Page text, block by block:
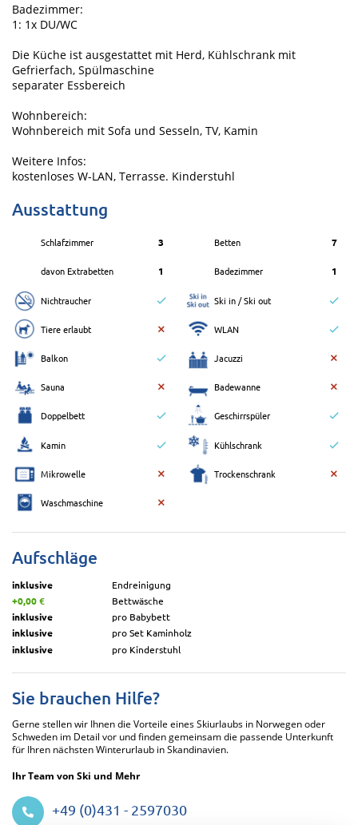
Badezimmer:
1: 1x DU/WC
Die Küche ist ausgestattet mit Herd, Kühlschrank mit
Gefrierfach, Spülmaschine
separater Essbereich
Wohnbereich:
Wohnbereich mit Sofa und Sesseln, TV, Kamin
Weitere Infos:
kostenloses W-LAN, Terrasse. Kinderstuhl
Ausstattung
Schlafzimmer 3 Betten 7
davon Extrabetten 1 Badezimmer 1
Nichtraucher Ski in / Ski out
Tiere erlaubt WLAN
Balkon Jacuzzi
Sauna Badewanne
Doppelbett Geschirrspüler
Kamin Kühlschrank
Mikrowelle Trockenschrank
Waschmaschine
Aufschläge
inklusive
Endreinigung
+0,00 €
Bettwäsche
inklusive
pro Babybett
inklusive
pro Set Kaminholz
inklusive
pro Kinderstuhl
Sie brauchen Hilfe?
Gerne stellen wir Ihnen die Vorteile eines Skiurlaubs in Norwegen oder
Schweden im Detail vor und finden gemeinsam die passende Unterkunft
für Ihren nächsten Winterurlaub in Skandinavien.
Ihr Team von Ski und Mehr
+49 (0)431 - 2597030